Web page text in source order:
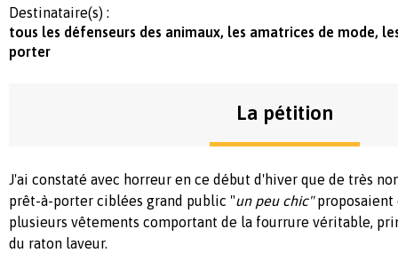
Destinataire(s) :
tous les défenseurs des animaux, les amatrices de mode,
porter
La pétition
J'ai constaté avec horreur en ce début d'hiver que de très
prêt-à-porter ciblées grand public "un peu chic"proposaient
plusieurs vêtements comportant de la fourrure véritable,
du raton laveur.